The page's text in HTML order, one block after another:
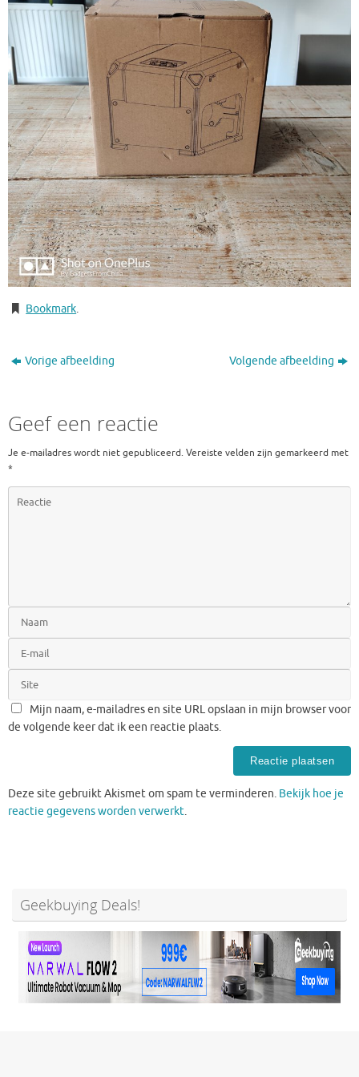
Bookmark.
Vorige afbeelding Volgende afbeelding
Geef een reactie
Je e-mailadres wordt niet gepubliceerd. Vereiste velden zijn gemarkeerd met
*
Mijn naam, e-mailadres en site URL opslaan in mijn browser voor
de volgende keer dat ik een reactie plaats.
Deze site gebruikt Akismet om spam te verminderen. Bekijk hoe je
reactie gegevens worden verwerkt.
Geekbuying Deals!